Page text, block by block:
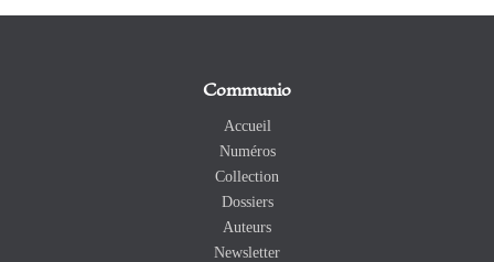
Communio
Accueil
Numéros
Collection
Dossiers
Auteurs
Newsletter